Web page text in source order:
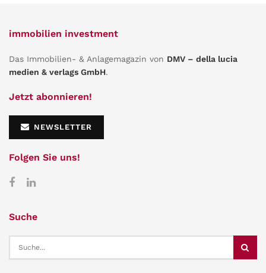
immobilien investment
Das Immobilien- & Anlagemagazin von DMV – della lucia
medien & verlags GmbH.
Jetzt abonnieren!
NEWSLETTER
Folgen Sie uns!
Suche